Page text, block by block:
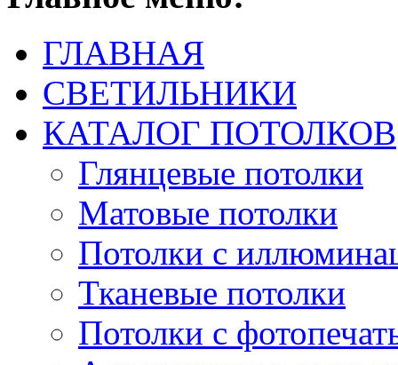
ГЛАВНАЯ
СВЕТИЛЬНИКИ
КАТАЛОГ ПОТОЛКОВ
Глянцевые потолки
Матовые потолки
Потолки с
Тканевые потолки
Потолки с